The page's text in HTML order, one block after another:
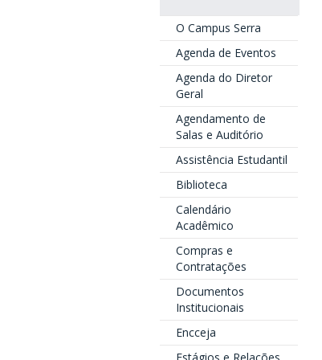
O Campus Serra
Agenda de Eventos
Agenda do Diretor
Geral
Agendamento de
Salas e Auditório
Assistência Estudantil
Biblioteca
Calendário
Acadêmico
Compras e
Contratações
Documentos
Institucionais
Encceja